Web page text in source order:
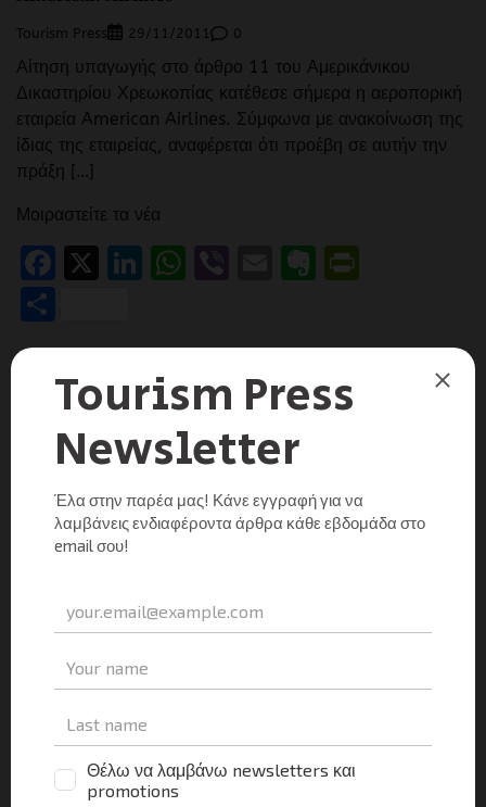
Tourism Press 29/11/2011 0
Αίτηση υπαγωγής στο άρθρο 11 του Αμερικάνικου
Δικαστηρίου Χρεωκοπίας κατέθεσε σήμερα η αεροπορική
εταιρεία American Airlines. Σύμφωνα με ανακοίνωση της
ίδιας της εταιρείας, αναφέρεται ότι προέβη σε αυτήν την
πράξη […]
Μοιραστείτε τα νέα
Facebook
X LinkedIn
WhatsApp
ViberEmailEvernote